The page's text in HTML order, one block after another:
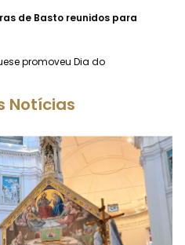
de Basto reunidos para
promoveu Dia do
Notícias